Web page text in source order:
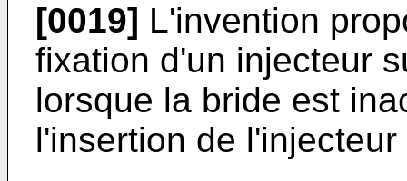
[0019] L'invention
fixation d'un injecteur
lorsque la bride est
l'insertion de